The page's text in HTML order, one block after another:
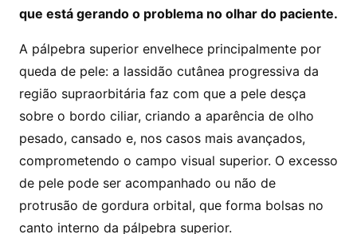
que está gerando o problema no olhar do paciente.
A pálpebra superior envelhece principalmente por
queda de pele: a lassidão cutânea progressiva da
região supraorbitária faz com que a pele desça
sobre o bordo ciliar, criando a aparência de olho
pesado, cansado e, nos casos mais avançados,
comprometendo o campo visual superior. O excesso
de pele pode ser acompanhado ou não de
protrusão de gordura orbital, que forma bolsas no
canto interno da pálpebra superior.